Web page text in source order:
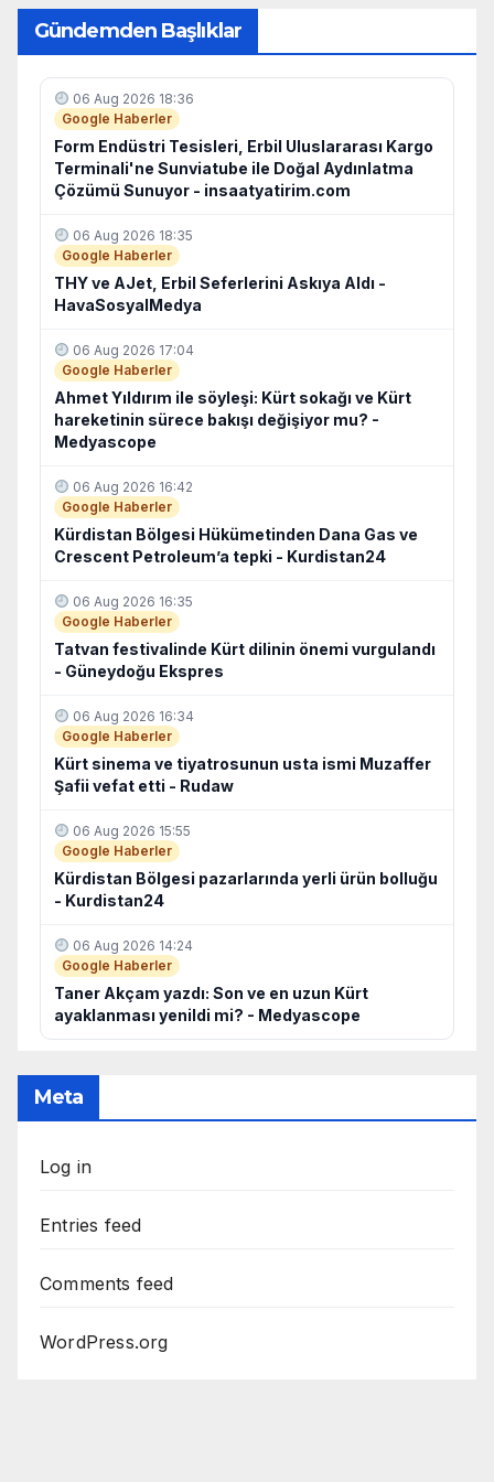
c
e
b
o
o
k
at
s
A
p
p
k
e
dI
di
t
y
Li
k
e
Gündemden Başlıklar
06 Aug 2026 18:36
Google Haberler
Form Endüstri Tesisleri, Erbil Uluslararası Kargo
Terminali'ne Sunviatube ile Doğal Aydınlatma
Çözümü Sunuyor - insaatyatirim.com
06 Aug 2026 18:35
Google Haberler
THY ve AJet, Erbil Seferlerini Askıya Aldı -
HavaSosyalMedya
06 Aug 2026 17:04
Google Haberler
Ahmet Yıldırım ile söyleşi: Kürt sokağı ve Kürt
hareketinin sürece bakışı değişiyor mu? -
Medyascope
06 Aug 2026 16:42
Google Haberler
Kürdistan Bölgesi Hükümetinden Dana Gas ve
Crescent Petroleum’a tepki - Kurdistan24
06 Aug 2026 16:35
Google Haberler
Tatvan festivalinde Kürt dilinin önemi vurgulandı
- Güneydoğu Ekspres
06 Aug 2026 16:34
Google Haberler
Kürt sinema ve tiyatrosunun usta ismi Muzaffer
Şafii vefat etti - Rudaw
06 Aug 2026 15:55
Google Haberler
Kürdistan Bölgesi pazarlarında yerli ürün bolluğu
- Kurdistan24
06 Aug 2026 14:24
Google Haberler
Taner Akçam yazdı: Son ve en uzun Kürt
ayaklanması yenildi mi? - Medyascope
Meta
Log in
Entries feed
Comments feed
WordPress.org